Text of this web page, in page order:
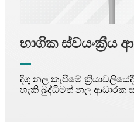
භාගික ස්වයංක්‍රීය
දිගු නල කැපීමේ
හැකි බුද්ධිමත් නල ආධාරක